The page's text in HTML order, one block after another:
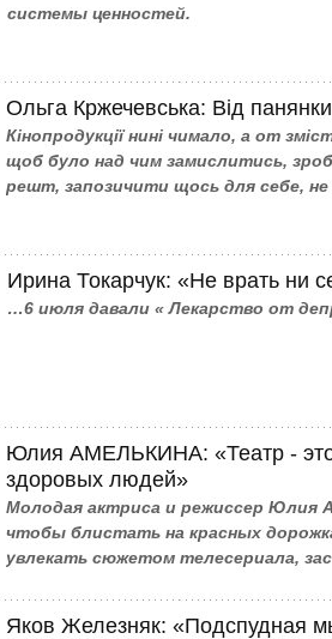
системы ценностей.
Ольга Кржечевська: Від
Кінопродукції нині чимало, а от
щоб було над чим замислитись,
решт, запозичити щось для себе,
Ирина Токарчук: «Не врать ни
…6 июля давали « Лекарство от
Юлия АМЕЛЬКИНА: «Театр - это
здоровых людей»
Молодая актриса и режиссер Юлия
чтобы блистать на красных
увлекать сюжетом телесериала,
Яков Железняк: «Подспудная